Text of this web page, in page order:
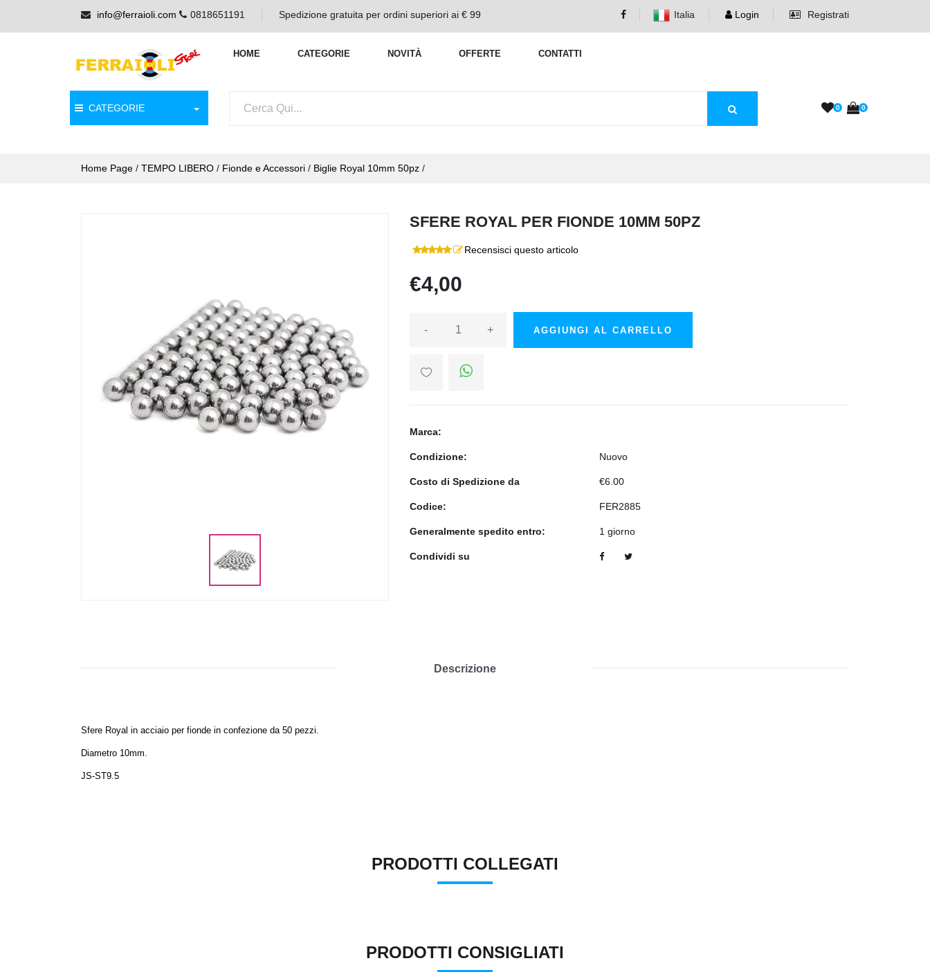
info@ferraioli.com 0818651191 Spedizione gratuita per ordini superiori ai € 99 Italia Login Registrati
HOME CATEGORIE NOVITÀ OFFERTE CONTATTI
CATEGORIE 0 0
Home Page / TEMPO LIBERO / Fionde e Accessori / Biglie Royal 10mm 50pz /
SFERE ROYAL PER FIONDE 10MM 50PZ
Recensisci questo articolo
€4,00
- + AGGIUNGI AL CARRELLO
Marca:
Condizione: Nuovo
Costo di Spedizione da €6.00
Codice: FER2885
Generalmente spedito entro: 1 giorno
Condividi su
Descrizione
Sfere Royal in acciaio per fionde in confezione da 50 pezzi.
Diametro 10mm.
JS-ST9.5
PRODOTTI COLLEGATI
PRODOTTI CONSIGLIATI